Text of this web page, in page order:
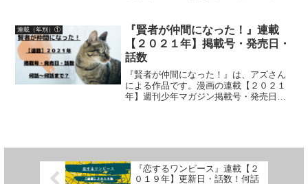
連載（年別）①
『賢者が仲間になった！』連載
【２０２１年】掲載号・発売日・
話数
『賢者が仲間になった！』は、アズさん
による作品です。漫画の連載【２０２１
年】週刊少年マガジン掲載号・発売日・
『恋するワンピース』連載【２
０１９年】更新日・話数！何話